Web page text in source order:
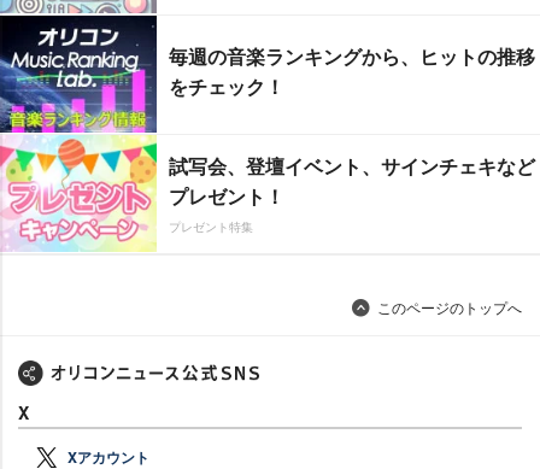
毎週の音楽ランキングから、ヒットの推移
をチェック！
試写会、登壇イベント、サインチェキなど
プレゼント！
プレゼント特集
このページのトップへ
X
Xアカウント